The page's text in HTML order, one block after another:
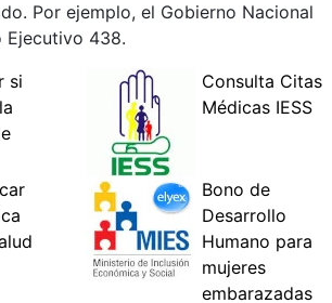
Por ejemplo, el Gobierno Nacional
Ejecutivo 438.